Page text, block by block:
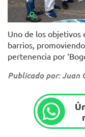
Uno de los objetivos
barrios,
pertenencia por
Publicado por: Juan